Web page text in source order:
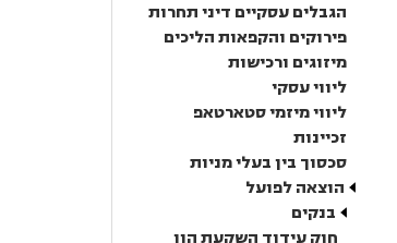
הגבלים עסקיים דיני תחרות
פירוקים והקפאות הליכים
מיזוגים ורכישות
ליווי עסקי
ליווי מיזמי סטארטאפ
זכיינות
סכסוך בין בעלי מניות
הוצאה לפועל
בנקים
חוק עידוד השקעת הון